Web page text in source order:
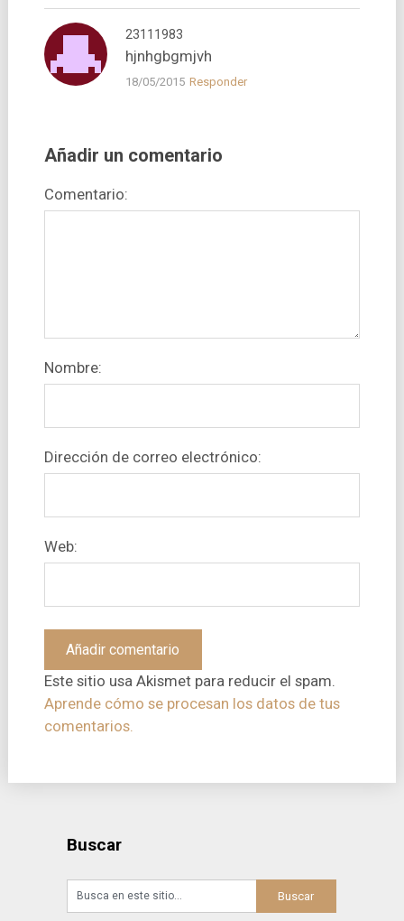
23111983
hjnhgbgmjvh
18/05/2015 Responder
Añadir un comentario
Comentario:
Nombre:
Dirección de correo electrónico:
Web:
Este sitio usa Akismet para reducir el spam.
Aprende cómo se procesan los datos de tus
comentarios.
Buscar